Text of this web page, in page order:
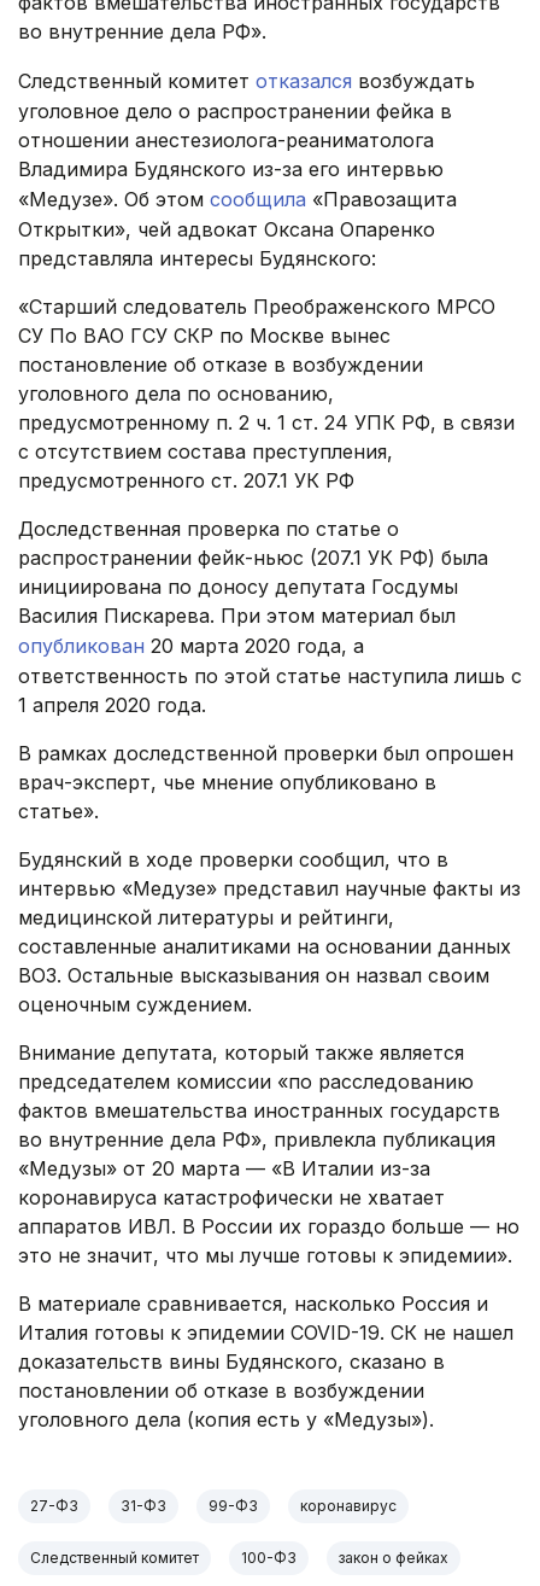
во внутренние дела РФ».
Следственный комитет отказался возбуждать
уголовное дело о распространении фейка в
отношении анестезиолога-реаниматолога
Владимира Будянского из-за его интервью
«Медузе». Об этом сообщила «Правозащита
Открытки», чей адвокат Оксана Опаренко
представляла интересы Будянского:
«Старший следователь Преображенского МРСО
СУ По ВАО ГСУ СКР по Москве вынес
постановление об отказе в возбуждении
уголовного дела по основанию,
предусмотренному п. 2 ч. 1 ст. 24 УПК РФ, в связи
с отсутствием состава преступления,
предусмотренного ст. 207.1 УК РФ
Доследственная проверка по статье о
распространении фейк-ньюс (207.1 УК РФ) была
инициирована по доносу депутата Госдумы
Василия Пискарева. При этом материал был
опубликован 20 марта 2020 года, а
ответственность по этой статье наступила лишь с
1 апреля 2020 года.
В рамках доследственной проверки был опрошен
врач-эксперт, чье мнение опубликовано в
статье».
Будянский в ходе проверки сообщил, что в
интервью «Медузе» представил научные факты из
медицинской литературы и рейтинги,
составленные аналитиками на основании данных
ВОЗ. Остальные высказывания он назвал своим
оценочным суждением.
Внимание депутата, который также является
председателем комиссии «по расследованию
фактов вмешательства иностранных государств
во внутренние дела РФ», привлекла публикация
«Медузы» от 20 марта — «В Италии из-за
коронавируса катастрофически не хватает
аппаратов ИВЛ. В России их гораздо больше — но
это не значит, что мы лучше готовы к эпидемии».
В материале сравнивается, насколько Россия и
Италия готовы к эпидемии COVID-19. СК не нашел
доказательств вины Будянского, сказано в
постановлении об отказе в возбуждении
уголовного дела (копия есть у «Медузы»).
27-ФЗ 31-ФЗ 99-ФЗ коронавирус
Следственный комитет 100-ФЗ закон о фейках